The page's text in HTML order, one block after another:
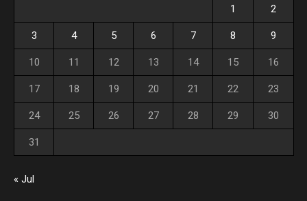
1 2
3 4 5 6 7 8 9
10 11 12 13 14 15 16
17 18 19 20 21 22 23
24 25 26 27 28 29 30
31
« Jul